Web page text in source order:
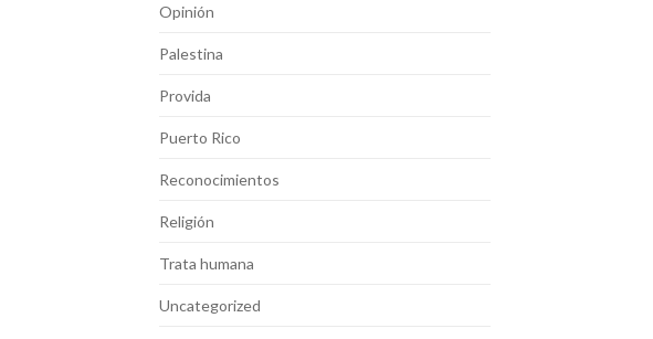
Opinión
Palestina
Provida
Puerto Rico
Reconocimientos
Religión
Trata humana
Uncategorized